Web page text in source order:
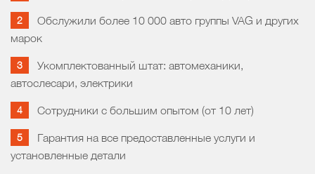
Обслужили более 10 000 авто группы VAG и других
марок
Укомплектованный штат: автомеханики,
автослесари, электрики
Сотрудники с большим опытом (от 10 лет)
Гарантия на все предоставленные услуги и
установленные детали